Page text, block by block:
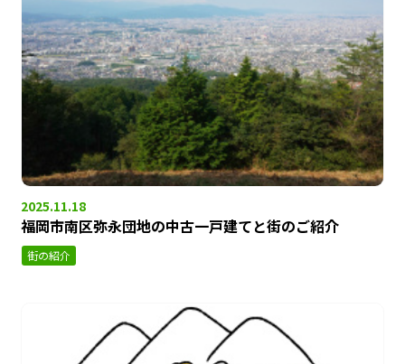
2025.11.18
福岡市南区弥永団地の中古一戸建てと街のご紹介
街の紹介